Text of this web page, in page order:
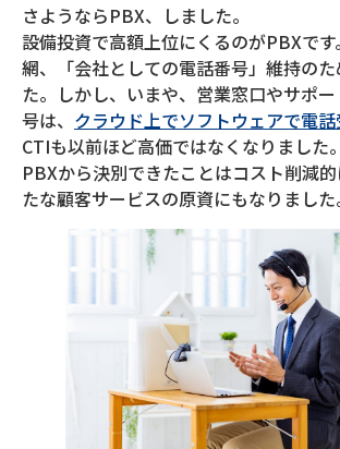
さようならPBX、しました。
設備投資で高額上位にくるのがPBXで
網、「会社としての電話番号」維持の
た。しかし、いまや、営業窓口やサポ
号は、 クラウド上でソフトウェアで電
CTIも以前ほど高価ではなくなりました。
PBXから決別できたことはコスト削減
たな顧客サービスの原資にもなりました